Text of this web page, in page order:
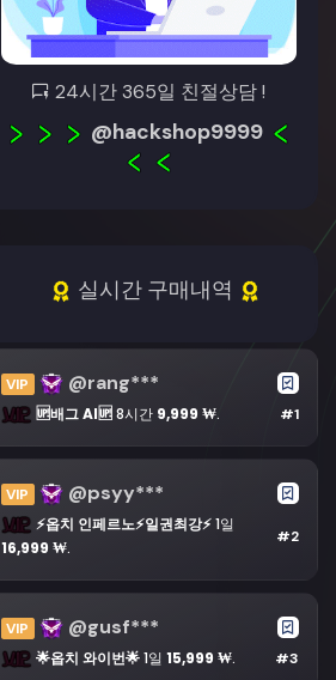
24시간 365일 친절상담 !
@hackshop9999
실시간 구매내역
VIP @rang***
🆙배그 AI🆙 8시간 9,999 ₩. #1
VIP @psyy***
⚡옵치 인페르노⚡일권최강⚡1일
16,999 ₩.
#2
VIP @gusf***
🌟옵치 와이번🌟1일15,999 ₩. #3